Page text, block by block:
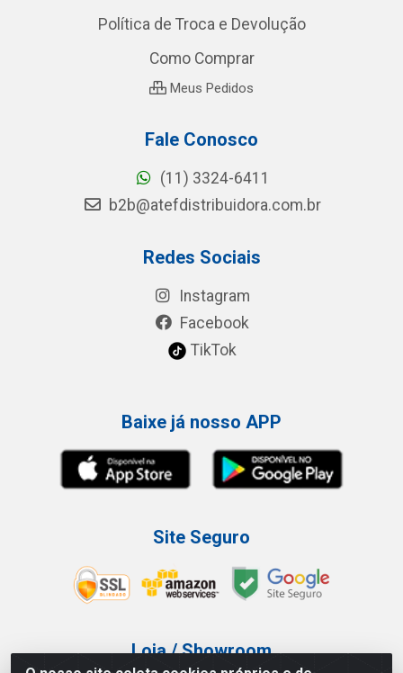
Política de Troca e Devolução
Como Comprar
Meus Pedidos
Fale Conosco
(11) 3324-6411
b2b@atefdistribuidora.com.br
Redes Sociais
Instagram
Facebook
TikTok
Baixe já nosso APP
Site Seguro
Loja / Showroom